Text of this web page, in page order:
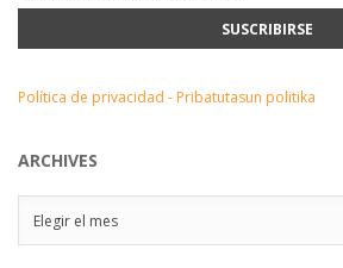
Política de privacidad - Pribatutasun politika
ARCHIVES
Elegir el mes